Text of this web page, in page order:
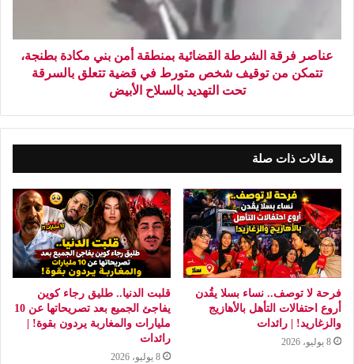
عناصر فرقة الشرطة القضائية بمنطقة أمن بني مكادة بطنجة،
تتمكن من توقيف شخص متورط في قضية تتعلق بالسرقة
تحت التهديد بالسلاح الأبيض
مقالات ذات صلة
فرحة لا توصف.. نساء بسلا يقُدن
أروع احتفالات التأهل بالأهازيج
والزغاريد! | رائدات
8 يوليو، 2026
قلبت الدنيا.. طليق رجاء كوين
يفاجئ الجميع بعد تصريحاتها عن 10
مليارات والمغاربة يردون بقوة! |
رائدات
8 يوليو، 2026